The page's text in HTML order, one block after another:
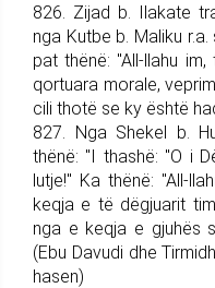
826. Zijad b. Ilakate
nga Kutbe b. Maliku r.a.
pat thënë: "All-llahu
qortuara morale,
cili thotë se ky është
827. Nga Shekel b.
thënë: "I thashë: "O i
lutje!" Ka thënë: "All-
keqja e të dëgjuarit
nga e ke­qja e gjuhës
(Ebu Davudi dhe
ha­sen)